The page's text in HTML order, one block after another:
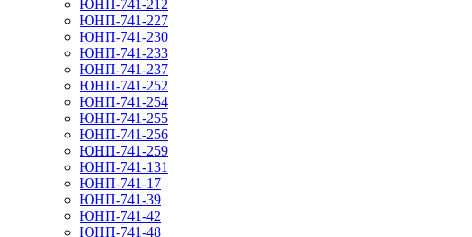
ЮНП-741-212
ЮНП-741-227
ЮНП-741-230
ЮНП-741-233
ЮНП-741-237
ЮНП-741-252
ЮНП-741-254
ЮНП-741-255
ЮНП-741-256
ЮНП-741-259
ЮНП-741-131
ЮНП-741-17
ЮНП-741-39
ЮНП-741-42
ЮНП-741-48